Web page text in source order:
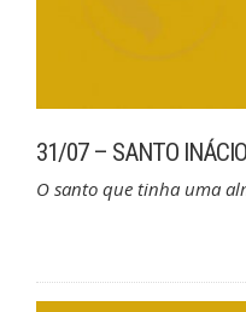
31/07 – SANTO
O santo que tinha uma